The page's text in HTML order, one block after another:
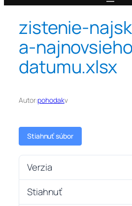
zistenie-
a-
datumu.xlsx
Autor:pohodakv
Stiahnuť súbor
Verzia
Stiahnuť